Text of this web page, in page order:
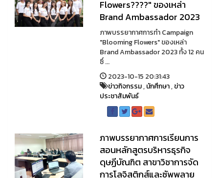
Flowers????" ของเหล่า
Brand Ambassador 2023
ภาพบรรยากาศการทำ Campaign
"Blooming Flowers" ของเหล่า
Brand Ambassador 2023 ทั้ง 12 คน
ซึ่ ...
2023-10-15 20:31:43
ข่าวกิจกรรม,นักศึกษา,ข่าว
ประชาสัมพันธ์
ภาพบรรยากาศการเรียนการ
สอนหลักสูตรบริหารธุรกิจ
ดุษฏีบัณฑิต สาขาวิชาการจัด
การโลจิสติกส์และซัพพลาย